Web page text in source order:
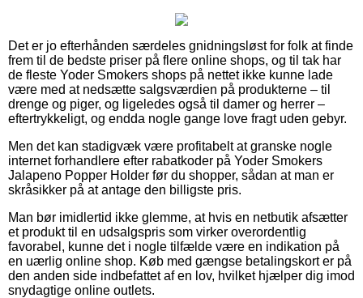
Det er jo efterhånden særdeles gnidningsløst for folk at finde
frem til de bedste priser på flere online shops, og til tak har
de fleste Yoder Smokers shops på nettet ikke kunne lade
være med at nedsætte salgsværdien på produkterne – til
drenge og piger, og ligeledes også til damer og herrer –
eftertrykkeligt, og endda nogle gange love fragt uden gebyr.
Men det kan stadigvæk være profitabelt at granske nogle
internet forhandlere efter rabatkoder på Yoder Smokers
Jalapeno Popper Holder før du shopper, sådan at man er
skråsikker på at antage den billigste pris.
Man bør imidlertid ikke glemme, at hvis en netbutik afsætter
et produkt til en udsalgspris som virker overordentlig
favorabel, kunne det i nogle tilfælde være en indikation på
en uærlig online shop. Køb med gængse betalingskort er på
den anden side indbefattet af en lov, hvilket hjælper dig imod
snydagtige online outlets.